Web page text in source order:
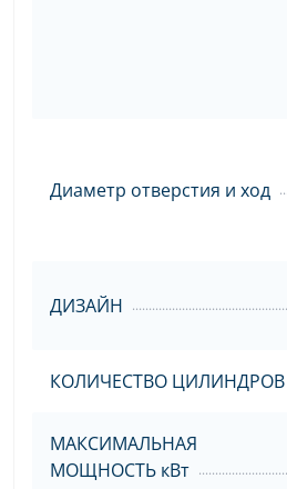
Диаметр отверстия и ход
ДИЗАЙН
КОЛИЧЕСТВО ЦИЛИНДРОВ
МАКСИМАЛЬНАЯ
МОЩНОСТЬ кВт